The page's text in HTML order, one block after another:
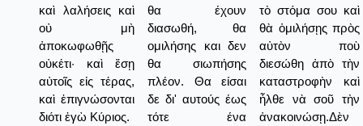
καὶ λαλήσεις καὶ
οὐ μὴ
ἀποκωφωθῇς
οὐκέτι· καὶ ἔσῃ
αὐτοῖς εἰς τέρας,
καὶ ἐπιγνώσονται
διότι ἐγὼ Κύριος.
θα έχουν
διασωθή, θα
ομιλήσης και δεν
θα σιωπήσης
πλέον. Θα είσαι
δε δι' αυτούς έως
τότε ένα
τὸ στόμα σου καὶ
θὰ ὁμιλήσῃς πρὸς
αὐτὸν ποὺ
διεσώθη ἀπὸ τὴν
καταστροφὴν καὶ
ἦλθε νὰ σοῦ τὴν
ἀνακοινώσῃ.Δὲν